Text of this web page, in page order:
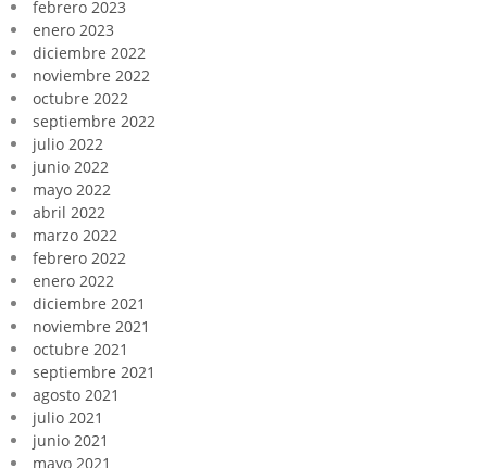
febrero 2023
enero 2023
diciembre 2022
noviembre 2022
octubre 2022
septiembre 2022
julio 2022
junio 2022
mayo 2022
abril 2022
marzo 2022
febrero 2022
enero 2022
diciembre 2021
noviembre 2021
octubre 2021
septiembre 2021
agosto 2021
julio 2021
junio 2021
mayo 2021